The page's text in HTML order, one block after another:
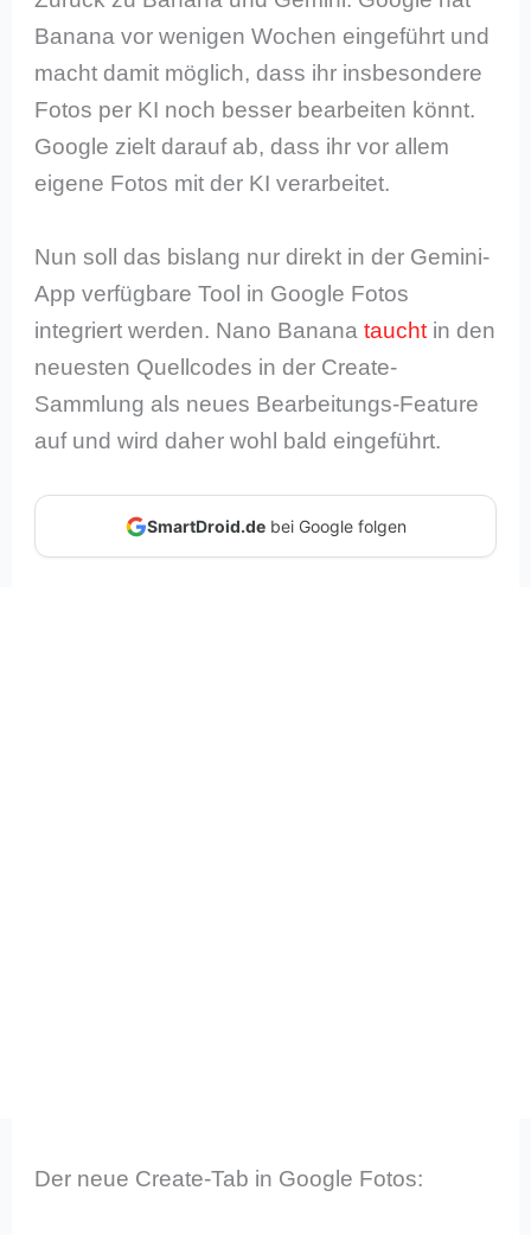
Banana vor wenigen Wochen eingeführt und
macht damit möglich, dass ihr insbesondere
Fotos per KI noch besser bearbeiten könnt.
Google zielt darauf ab, dass ihr vor allem
eigene Fotos mit der KI verarbeitet.
Nun soll das bislang nur direkt in der Gemini-
App verfügbare Tool in Google Fotos
integriert werden. Nano Bananataucht in den
neuesten Quellcodes in der Create-
Sammlung als neues Bearbeitungs-Feature
auf und wird daher wohl bald eingeführt.
SmartDroid.debei Google folgen
Der neue Create-Tab in Google Fotos: